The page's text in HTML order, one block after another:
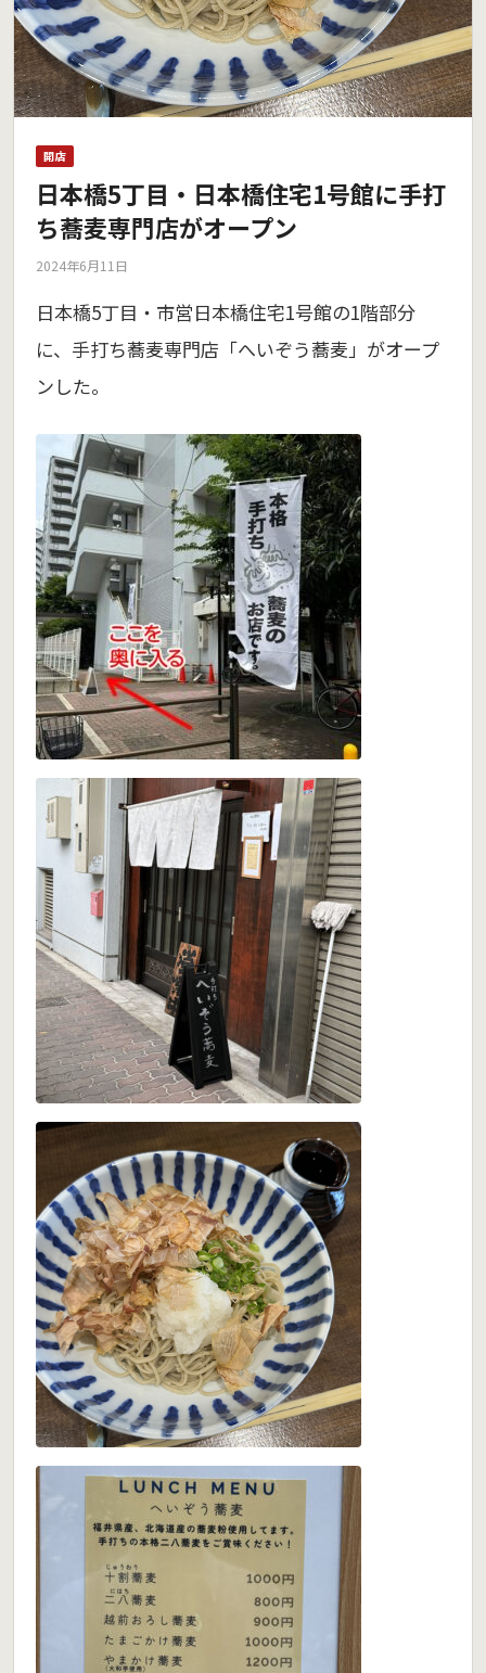
開店
日本橋5丁目・日本橋住宅1号館に手打
ち蕎麦専門店がオープン
2024年6月11日
日本橋5丁目・市営日本橋住宅1号館の1階部分
に、手打ち蕎麦専門店「へいぞう蕎麦」がオープ
ンした。